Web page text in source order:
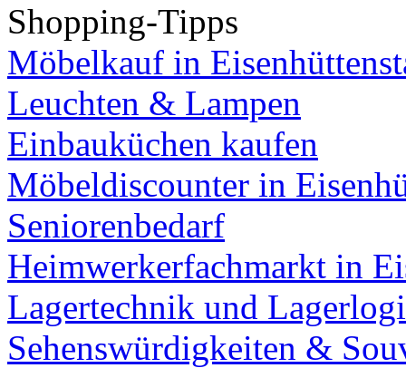
Shopping-Tipps
Möbelkauf in
Leuchten & Lampen
Einbauküchen kaufen
Möbeldiscounter in
Seniorenbedarf
Heimwerkerfachmarkt in
Lagertechnik und
Sehenswürdigkeiten &